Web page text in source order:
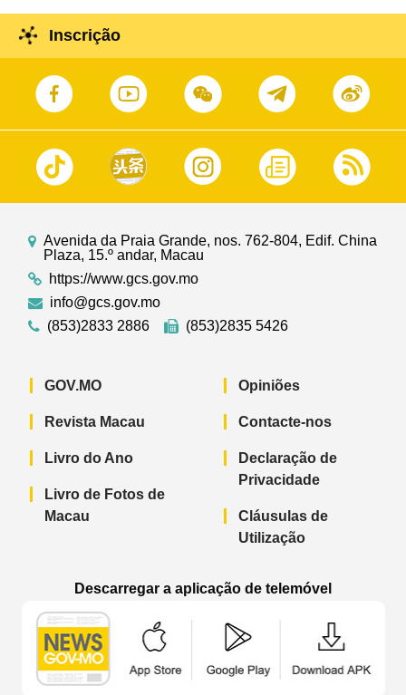
Inscrição
Avenida da Praia Grande, nos. 762-804, Edif. China
Plaza, 15.º andar, Macau
https://www.gcs.gov.mo
info@gcs.gov.mo
(853)2833 2886
(853)2835 5426
GOV.MO
Revista Macau
Livro do Ano
Livro de Fotos de
Macau
Opiniões
Contacte-nos
Declaração de
Privacidade
Cláusulas de
Utilização
Descarregar a aplicação de telemóvel